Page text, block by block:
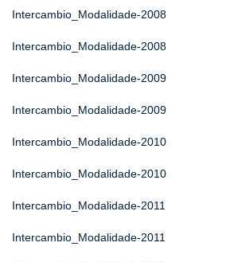
Intercambio_Modalidade-2008
Intercambio_Modalidade-2008
Intercambio_Modalidade-2009
Intercambio_Modalidade-2009
Intercambio_Modalidade-2010
Intercambio_Modalidade-2010
Intercambio_Modalidade-2011
Intercambio_Modalidade-2011